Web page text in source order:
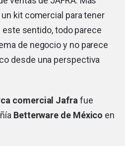
kit comercial para tener
este sentido, todo parece
de negocio y no parece
desde una perspectiva
comercial Jafra fue
Betterware de México en